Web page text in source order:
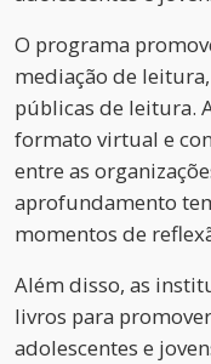
O programa
mediação de
públicas de leitura.
formato virtual e
entre as
aprofundamento
momentos de
Além disso, as
livros para
adolescentes e